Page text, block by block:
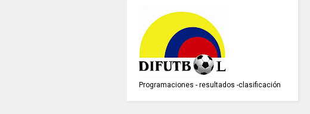
Programaciones - resultados -clasificación